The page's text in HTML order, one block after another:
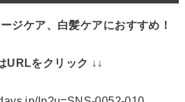
ジケア、白髪ケアにおすすめ！
URLをクリック ↓↓